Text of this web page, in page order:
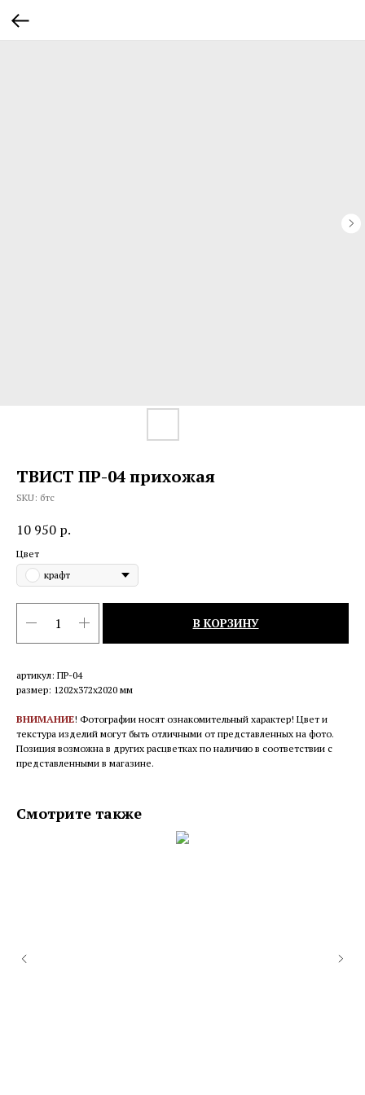
ТВИСТ ПР-04 прихожая
SKU: бтс
10 950 р.
Цвет
крафт
В КОРЗИНУ
артикул: ПР-04
размер: 1202х372х2020 мм
ВНИМАНИЕ! Фотографии носят ознакомительный характер! Цвет и
текстура изделий могут быть отличными от представленных на фото.
Позиция возможна в других расцветках по наличию в соответствии с
представленными в магазине.
Смотрите также